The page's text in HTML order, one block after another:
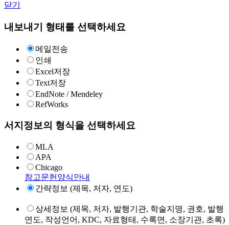
닫기
내보내기 형태를 선택하세요
메일전송
인쇄
Excel저장
Text저장
EndNote / Mendeley
RefWorks
서지정보의 형식을 선택하세요
MLA
APA
Chicago
참고문헌양식안내
간략정보 (제목, 저자, 연도)
상세정보 (제목, 저자, 발행기관, 학술지명, 권호, 발행
연도, 작성언어, KDC, 자료형태, 수록면, 소장기관, 초록)